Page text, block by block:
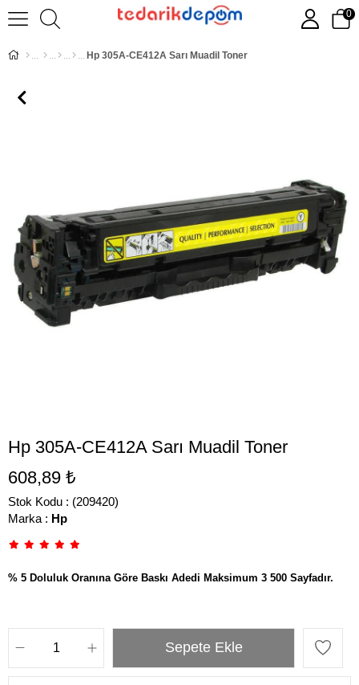
0
Hp 305A-CE412A Sarı Muadil Toner
Hp 305A-CE412A Sarı Muadil Toner
608,89 ₺
Stok Kodu
(209420)
Marka : Hp
% 5 Doluluk Oranına Göre Baskı Adedi Maksimum 3 500 Sayfadır.